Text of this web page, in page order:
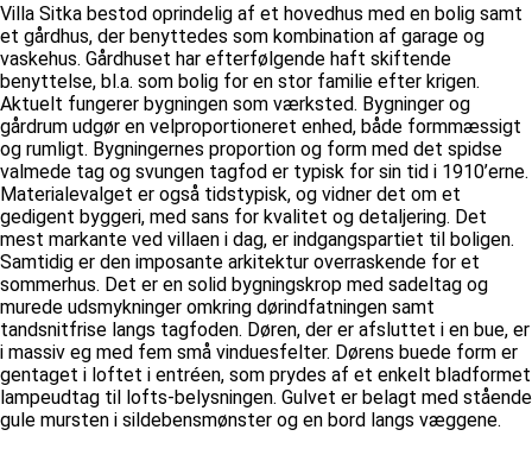
Villa Sitka bestod oprindelig af et hovedhus med en bolig samt
et gårdhus, der benyttedes som kombination af garage og
vaskehus. Gårdhuset har efterfølgende haft skiftende
benyttelse, bl.a. som bolig for en stor familie efter krigen.
Aktuelt fungerer bygningen som værksted. Bygninger og
gårdrum udgør en velproportioneret enhed, både formmæssigt
og rumligt. Bygningernes proportion og form med det spidse
valmede tag og svungen tagfod er typisk for sin tid i 1910’erne.
Materialevalget er også tidstypisk, og vidner det om et
gedigent byggeri, med sans for kvalitet og detaljering. Det
mest markante ved villaen i dag, er indgangspartiet til boligen.
Samtidig er den imposante arkitektur overraskende for et
sommerhus. Det er en solid bygningskrop med sadeltag og
murede udsmykninger omkring dørindfatningen samt
tandsnitfrise langs tagfoden. Døren, der er afsluttet i en bue, er
i massiv eg med fem små vinduesfelter. Dørens buede form er
gentaget i loftet i entréen, som prydes af et enkelt bladformet
lampeudtag til lofts-belysningen. Gulvet er belagt med stående
gule mursten i sildebensmønster og en bord langs væggene.